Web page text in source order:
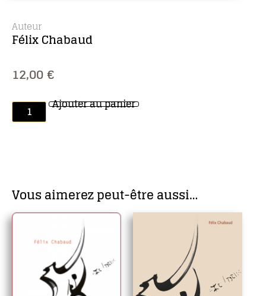
Auteur
Félix Chabaud
12,00€
Ajouter au panier
Vous aimerez peut-être aussi…